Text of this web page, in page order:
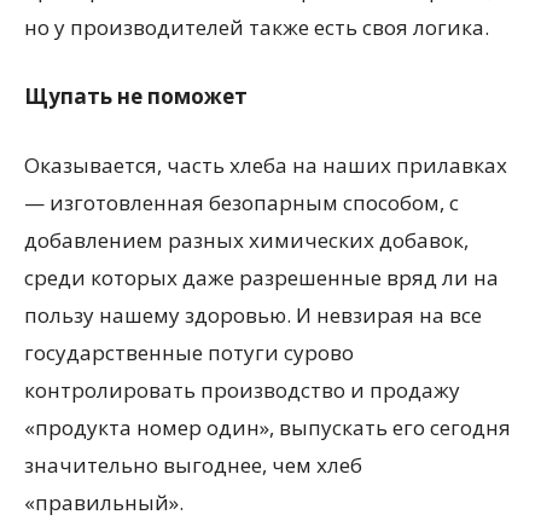
но у производителей также есть своя логика.
Щупать не поможет
Оказывается, часть хлеба на наших прилавках
— изготовленная безопарным способом, с
добавлением разных химических добавок,
среди которых даже разрешенные вряд ли на
пользу нашему здоровью. И невзирая на все
государственные потуги сурово
контролировать производство и продажу
«продукта номер один», выпускать его сегодня
значительно выгоднее, чем хлеб
«правильный».